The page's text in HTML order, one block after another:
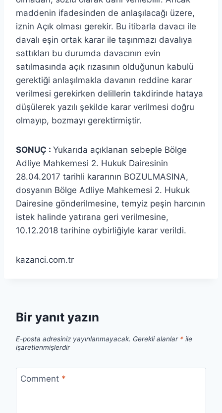
maddenin ifadesinden de anlaşılacağı üzere,
iznin Açık olması gerekir. Bu itibarla davacı ile
davalı eşin ortak karar ile taşınmazı davalıya
sattıkları bu durumda davacının evin
satılmasında açık rızasının olduğunun kabulü
gerektiği anlaşılmakla davanın reddine karar
verilmesi gerekirken delillerin takdirinde hataya
düşülerek yazılı şekilde karar verilmesi doğru
olmayıp, bozmayı gerektirmiştir.
SONUÇ : Yukarıda açıklanan sebeple Bölge
Adliye Mahkemesi 2. Hukuk Dairesinin
28.04.2017 tarihli kararının BOZULMASINA,
dosyanın Bölge Adliye Mahkemesi 2. Hukuk
Dairesine gönderilmesine, temyiz peşin harcının
istek halinde yatırana geri verilmesine,
10.12.2018 tarihine oybirliğiyle karar verildi.
kazanci.com.tr
Bir yanıt yazın
E-posta adresiniz yayınlanmayacak. Gerekli alanlar * ile
işaretlenmişlerdir
Comment *